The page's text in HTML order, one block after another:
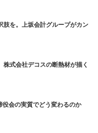
肢を。上坂会計グループがカン
式会社デコスの断熱材が描く
会の実質でどう変わるのか